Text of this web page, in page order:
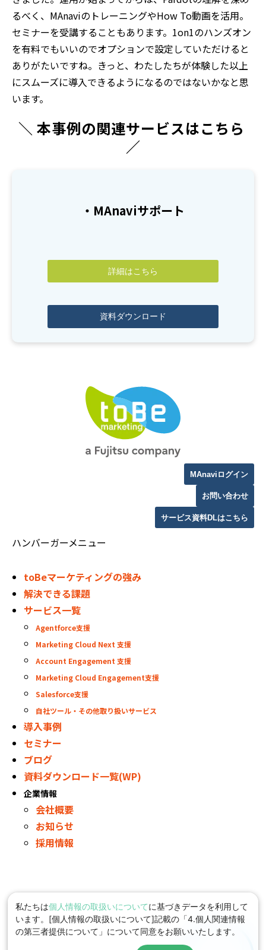
るべく、MAnaviのトレーニングやHow To動画を活用。
セミナーを受講することもあります。1on1のハンズオン
を有料でもいいのでオプションで設定していただけると
ありがたいですね。きっと、わたしたちが体験した以上
にスムーズに導入できるようになるのではないかなと思
います。
＼ 本事例の関連サービスはこちら
／
・MAnaviサポート
詳細はこちら
資料ダウンロード
MAnaviログイン
お問い合わせ
サービス資料DLはこちら
ハンバーガーメニュー
toBeマーケティングの強み
解決できる課題
サービス一覧
Agentforce支援
Marketing Cloud Next 支援
Account Engagement 支援
Marketing Cloud Engagement支援
Salesforce支援
自社ツール・その他取り扱いサービス
導入事例
セミナー
ブログ
資料ダウンロード一覧(WP)
企業情報
会社概要
お知らせ
採用情報
私たちは個人情報の取扱いについてに基づきデータを利用して
います。[個人情報の取扱いについて]記載の「4.個人関連情報
の第三者提供について」について同意をお願いいたします。